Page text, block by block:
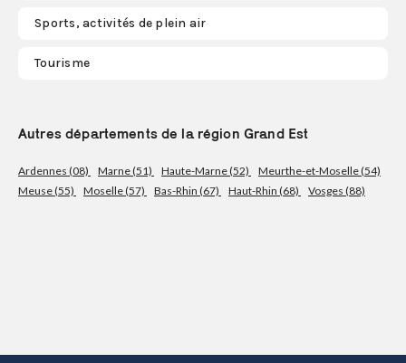
LA
connecter
S'abonner
Sports, activités de plein air
Tourisme
Autres départements de la région Grand Est
Ardennes (08) Marne (51) Haute-Marne (52)
Meurthe-et-Moselle (54)
Meuse (55)
Moselle (57) Bas-Rhin (67) Haut-Rhin (68) Vosges (88)